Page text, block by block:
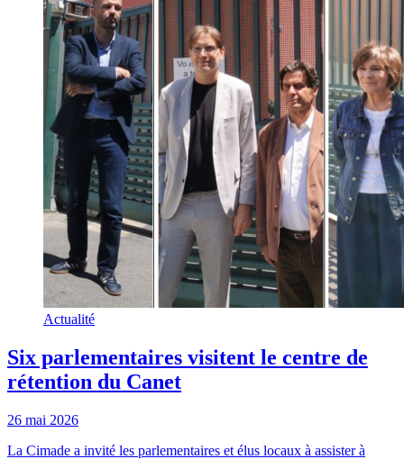
Actualité
Six parlementaires visitent le centre de
rétention du Canet
26 mai 2026
La Cimade a invité les parlementaires et élus locaux à assister à